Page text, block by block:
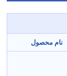
نام محصول